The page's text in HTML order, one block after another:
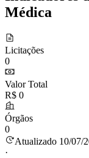
Médica
Licitações
0
Valor Total
R$ 0
Órgãos
0
Atualizado 10/07/
·